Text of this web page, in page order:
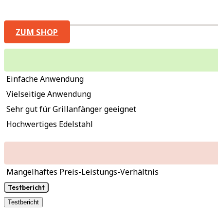
ZUM SHOP
Einfache Anwendung
Vielseitige Anwendung
Sehr gut für Grillanfänger geeignet
Hochwertiges Edelstahl
Mangelhaftes Preis-Leistungs-Verhältnis
Testbericht
Testbericht